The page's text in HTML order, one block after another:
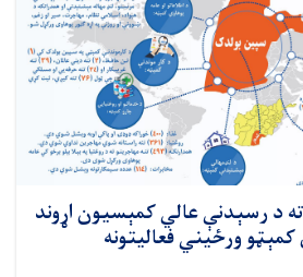
د رسېدنې عالي کمېسیون اړوند
ورځیني فعالیتونه